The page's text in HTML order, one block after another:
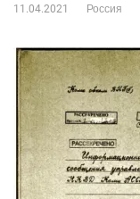
11.04.2021 Россия